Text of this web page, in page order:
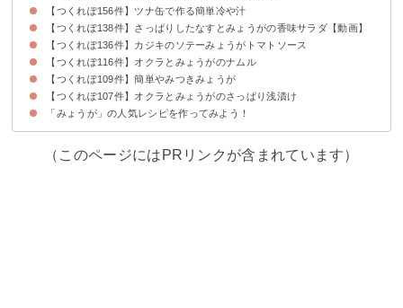
【つくれぽ156件】ツナ缶で作る簡単冷や汁
【つくれぽ138件】さっぱりしたなすとみょうがの香味サラダ【動画】
【つくれぽ136件】カジキのソテーみょうがトマトソース
【つくれぽ116件】オクラとみょうがのナムル
【つくれぽ109件】簡単やみつきみょうが
【つくれぽ107件】オクラとみょうがのさっぱり浅漬け
「みょうが」の人気レシピを作ってみよう！
（このページにはPRリンクが含まれています）